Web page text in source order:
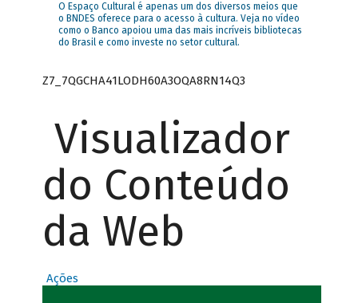
O Espaço Cultural é apenas um dos diversos meios que
o BNDES oferece para o acesso à cultura. Veja no vídeo
como o Banco apoiou uma das mais incríveis bibliotecas
do Brasil e como investe no setor cultural.
Z7_7QGCHA41LODH60A3OQA8RN14Q3
Visualizador
do Conteúdo
da Web
Ações